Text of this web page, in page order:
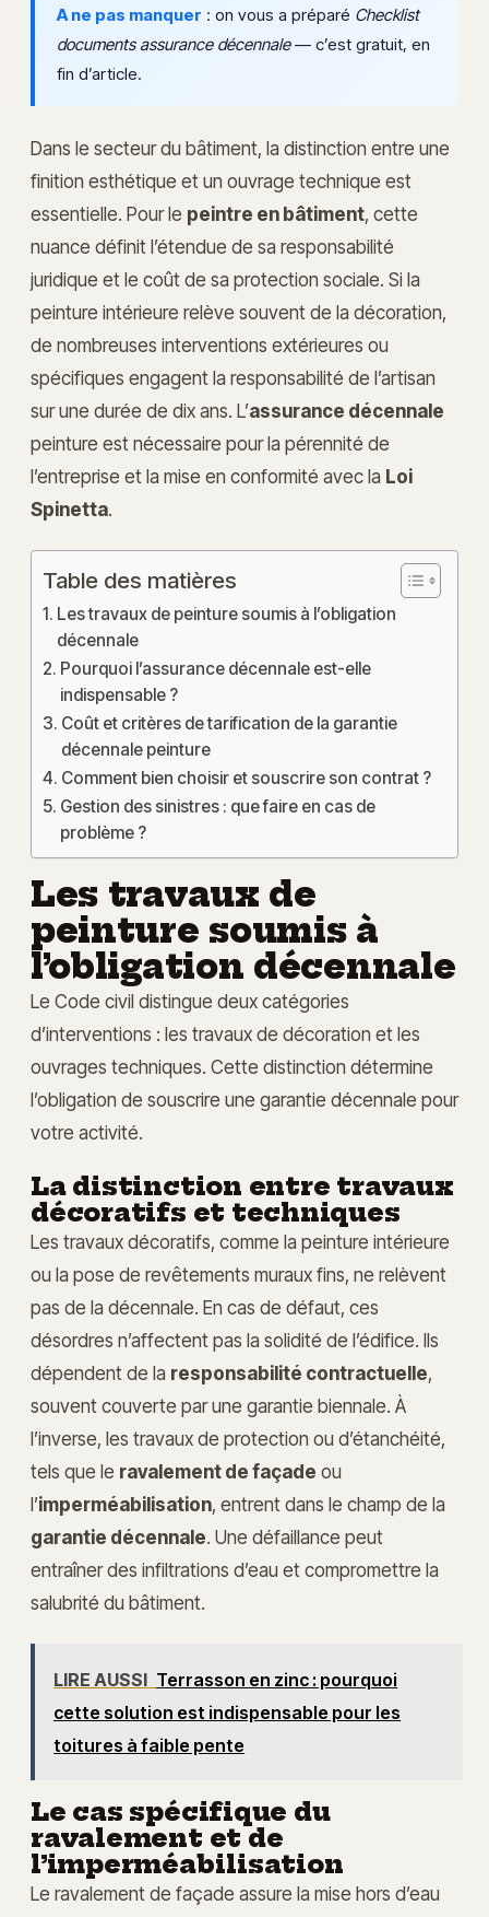
A ne pas manquer : on vous a préparé Checklist
documents assurance décennale— c’est gratuit, en
fin d’article.
Dans le secteur du bâtiment, la distinction entre une
finition esthétique et un ouvrage technique est
essentielle. Pour le peintre en bâtiment, cette
nuance définit l’étendue de sa responsabilité
juridique et le coût de sa protection sociale. Si la
peinture intérieure relève souvent de la décoration,
de nombreuses interventions extérieures ou
spécifiques engagent la responsabilité de l’artisan
sur une durée de dix ans. L’assurance décennale
peinture est nécessaire pour la pérennité de
l’entreprise et la mise en conformité avec la Loi
Spinetta.
Table des matières
Les travaux de peinture soumis à l’obligation
décennale
Pourquoi l’assurance décennale est-elle
indispensable ?
Coût et critères de tarification de la garantie
décennale peinture
Comment bien choisir et souscrire son contrat ?
Gestion des sinistres : que faire en cas de
problème ?
Les travaux de
peinture soumis à
l’obligation décennale
Le Code civil distingue deux catégories
d’interventions : les travaux de décoration et les
ouvrages techniques. Cette distinction détermine
l’obligation de souscrire une garantie décennale pour
votre activité.
La distinction entre travaux
décoratifs et techniques
Les travaux décoratifs, comme la peinture intérieure
ou la pose de revêtements muraux fins, ne relèvent
pas de la décennale. En cas de défaut, ces
désordres n’affectent pas la solidité de l’édifice. Ils
dépendent de la responsabilité contractuelle,
souvent couverte par une garantie biennale. À
l’inverse, les travaux de protection ou d’étanchéité,
tels que le ravalement de façade ou
l’imperméabilisation, entrent dans le champ de la
garantie décennale. Une défaillance peut
entraîner des infiltrations d’eau et compromettre la
salubrité du bâtiment.
LIRE AUSSI Terrasson en zinc : pourquoi
cette solution est indispensable pour les
toitures à faible pente
Le cas spécifique du
ravalement et de
l’imperméabilisation
Le ravalement de façade assure la mise hors d’eau